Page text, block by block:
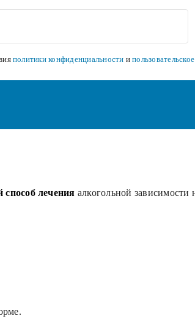
политики конфиденциальности и
лечения алкогольной